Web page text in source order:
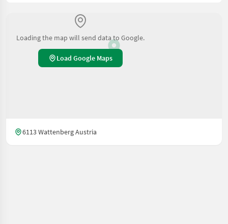
Loading the map will send data to Google.
Load Google Maps
6113 Wattenberg Austria